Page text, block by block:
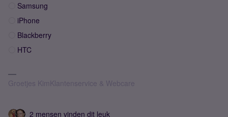
Samsung
iPhone
Blackberry
HTC
Groetjes KimKlantenservice & Webcare
2 mensen vinden dit leuk